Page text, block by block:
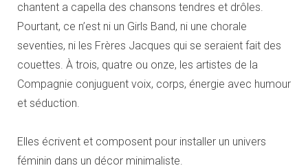
chantent a capella des chansons tendres et drôles.
Pourtant, ce n’est ni un Girls Band, ni une chorale
seventies, ni les Frères Jacques qui se seraient fait des
couettes. À trois, quatre ou onze, les artistes de la
Compagnie conjuguent voix, corps, énergie avec humour
et séduction.
Elles écrivent et composent pour installer un univers
féminin dans un décor minimaliste.